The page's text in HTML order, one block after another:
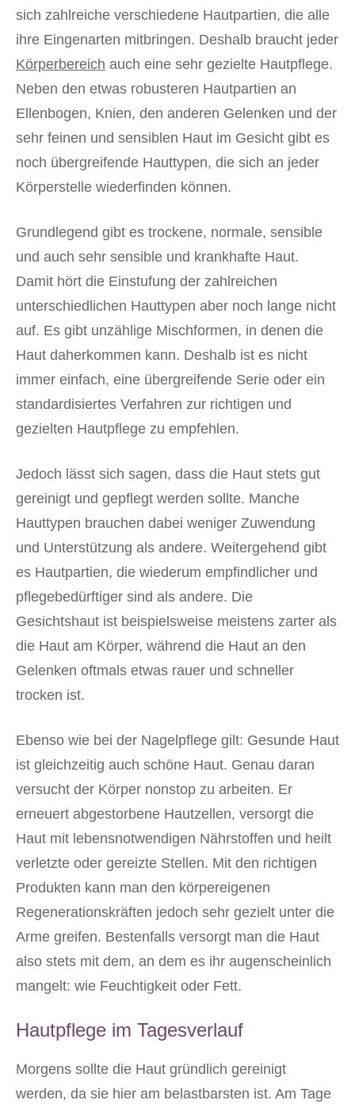
sich zahlreiche verschiedene Hautpartien, die alle
ihre Eingenarten mitbringen. Deshalb braucht jeder
Körperbereich auch eine sehr gezielte Hautpflege.
Neben den etwas robusteren Hautpartien an
Ellenbogen, Knien, den anderen Gelenken und der
sehr feinen und sensiblen Haut im Gesicht gibt es
noch übergreifende Hauttypen, die sich an jeder
Körperstelle wiederfinden können.
Grundlegend gibt es trockene, normale, sensible
und auch sehr sensible und krankhafte Haut.
Damit hört die Einstufung der zahlreichen
unterschiedlichen Hauttypen aber noch lange nicht
auf. Es gibt unzählige Mischformen, in denen die
Haut daherkommen kann. Deshalb ist es nicht
immer einfach, eine übergreifende Serie oder ein
standardisiertes Verfahren zur richtigen und
gezielten Hautpflege zu empfehlen.
Jedoch lässt sich sagen, dass die Haut stets gut
gereinigt und gepflegt werden sollte. Manche
Hauttypen brauchen dabei weniger Zuwendung
und Unterstützung als andere. Weitergehend gibt
es Hautpartien, die wiederum empfindlicher und
pflegebedürftiger sind als andere. Die
Gesichtshaut ist beispielsweise meistens zarter als
die Haut am Körper, während die Haut an den
Gelenken oftmals etwas rauer und schneller
trocken ist.
Ebenso wie bei der Nagelpflege gilt: Gesunde Haut
ist gleichzeitig auch schöne Haut. Genau daran
versucht der Körper nonstop zu arbeiten. Er
erneuert abgestorbene Hautzellen, versorgt die
Haut mit lebensnotwendigen Nährstoffen und heilt
verletzte oder gereizte Stellen. Mit den richtigen
Produkten kann man den körpereigenen
Regenerationskräften jedoch sehr gezielt unter die
Arme greifen. Bestenfalls versorgt man die Haut
also stets mit dem, an dem es ihr augenscheinlich
mangelt: wie Feuchtigkeit oder Fett.
Hautpflege im Tagesverlauf
Morgens sollte die Haut gründlich gereinigt
werden, da sie hier am belastbarsten ist. Am Tage